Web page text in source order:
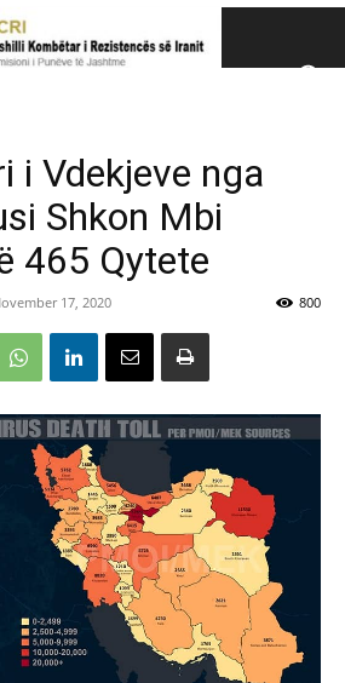
të Rezistencës së Iranit (NCRI)
i Vdekjeve nga
Shkon Mbi
465 Qytete
17, 2020 800